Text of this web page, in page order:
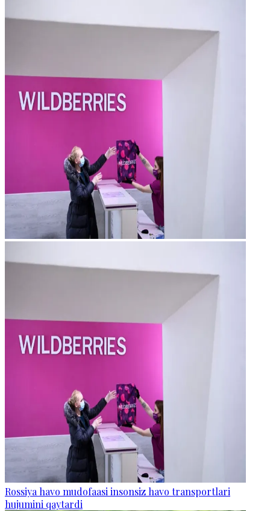
Rossiya havo mudofaasi insonsiz havo transportlari
hujumini qaytardi